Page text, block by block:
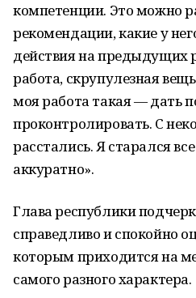
компетенции. Это можно
рекомендации, какие у
действия на предыдущих
работа, скрупулезная
моя работа такая — дать
проконтролировать. С
расстались. Я старался
аккуратно».
Глава республики
справедливо и спокойно
которым приходится на
самого разного характера.